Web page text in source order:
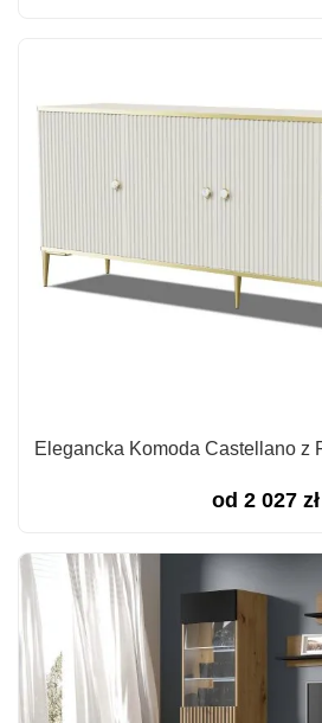
Elegancka Komoda Castellano z
od 2 027 zł